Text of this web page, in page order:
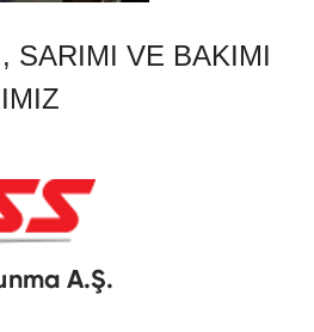
SARIMI VE BAKIMI